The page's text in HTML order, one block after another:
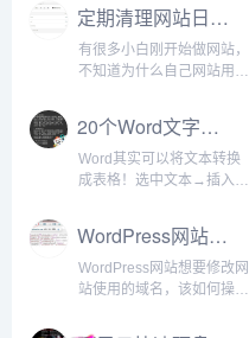
定期清理网站日志让你的网站流畅无比
有很多小白刚开始做网站，
不知道为什么自己网站用的
站相应速度也越来越慢，可
能你摸不着头脑，今天小编
帮你解决这个问题。我们服
务器根目录下面会有一个日
20个Word文字处理技巧知识
Word其实可以将文本转换
成表格！选中文本→插入→
置列数、行数、文字分隔位
置→确定，三下五除二就完
成了！无论是在日常的工作
还是学习中，我们都离不开
WordPress网站搬家教程 如何完美更换WordPress网站的域名
WordPress网站想要修改网
站使用的域名，该如何操
常遇到的问题。今天我们来